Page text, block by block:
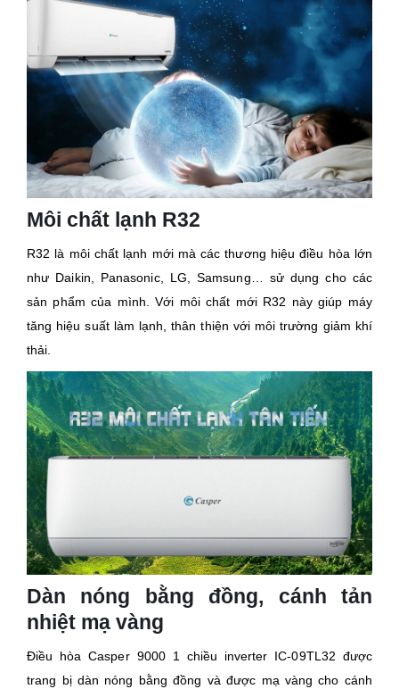
Môi chất lạnh R32
R32 là môi chất lạnh mới mà các thương hiệu điều hòa lớn
như Daikin, Panasonic, LG, Samsung… sử dụng cho các
sản phẩm của mình. Với môi chất mới R32 này giúp máy
tăng hiệu suất làm lạnh, thân thiện với môi trường giảm khí
thải.
Dàn nóng bằng đồng, cánh tản
nhiệt mạ vàng
Điều hòa Casper 9000 1 chiều inverter IC-09TL32 được
trang bị dàn nóng bằng đồng và được mạ vàng cho cánh